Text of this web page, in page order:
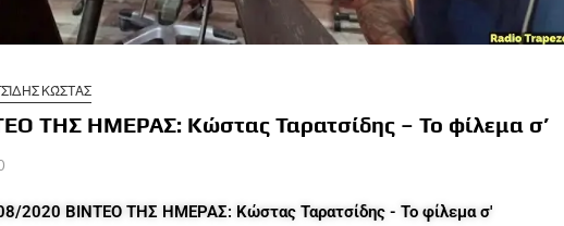
ΚΏΣΤΑΣ
ΤΗΣ ΗΜΕΡΑΣ: Κώστας Ταρατσίδης – Το φίλεμα σ’
2020 ΒΙΝΤΕΟ ΤΗΣ ΗΜΕΡΑΣ: Κώστας Ταρατσίδης - Το φίλεμα σ'